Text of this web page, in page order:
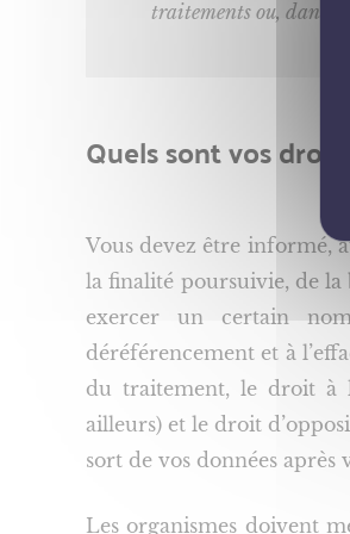
traitements ou, dans
Quels sont vos
Vous devez être informé,
la finalité poursuivie, de la
exercer un certain
déréférencement et à
du traitement, le droit à
ailleurs) et le droit
sort de vos données après
Les organismes doivent